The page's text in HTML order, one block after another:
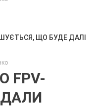
ЩО БУДЕ ДАЛІ
FPV-